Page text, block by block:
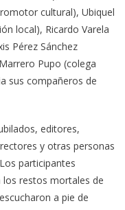
cultural), Ubiquel
local), Ricardo Varela
Pérez Sánchez
Pupo (colega
sus compañeros de
editores,
y otras personas
participantes
restos mortales de
a pie de